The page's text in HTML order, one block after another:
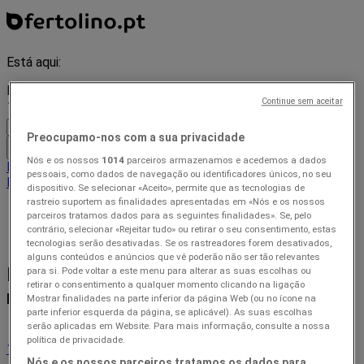
Está aqui:
Lisboa
Em DestaqueSupermercadosCasa e DecoraçãoInformática e
EletrónicaNatalBrinquedos e Crianças
Prospecto»
Navegue na nossa base de dados de retalhistas
Navegue na nossa base de dados de
retalhistas
1 3
Preocupamo-nos com a sua privacidade
Nós e os nossos 1014 parceiros armazenamos e acedemos a dados
pessoais, como dados de navegação ou identificadores únicos, no seu
dispositivo. Se selecionar «Aceito», permite que as tecnologias de
rastreio suportem as finalidades apresentadas em «Nós e os nossos
parceiros tratamos dados para as seguintes finalidades». Se, pelo
contrário, selecionar «Rejeitar tudo» ou retirar o seu consentimento, estas
tecnologias serão desativadas. Se os rastreadores forem desativados,
alguns conteúdos e anúncios que vê poderão não ser tão relevantes
para si. Pode voltar a este menu para alterar as suas escolhas ou
retirar o consentimento a qualquer momento clicando na ligação
Mostrar finalidades na parte inferior da página Web (ou no ícone na
parte inferior esquerda da página, se aplicável). As suas escolhas
serão aplicadas em Website. Para mais informação, consulte a nossa
política de privacidade.
Continue sem aceitar